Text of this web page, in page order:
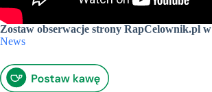
Zostaw obserwacje strony RapCelownik.pl w
News